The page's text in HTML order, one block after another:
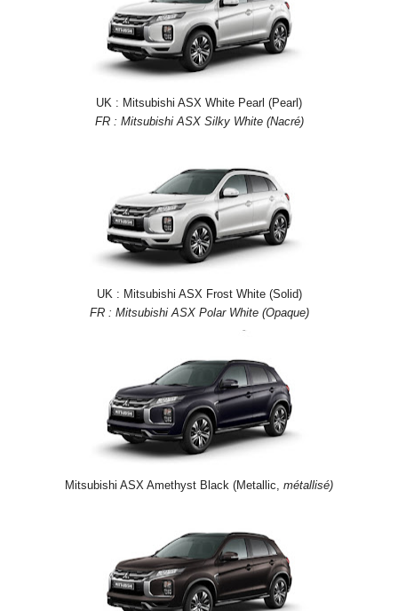
UK : Mitsubishi ASX White Pearl (Pearl)
FR : Mitsubishi ASX Silky White (Nacré)
UK : Mitsubishi ASX Frost White (Solid)
FR : Mitsubishi ASX Polar White (Opaque)
Mitsubishi ASX Amethyst Black (Metallic, métallisé)